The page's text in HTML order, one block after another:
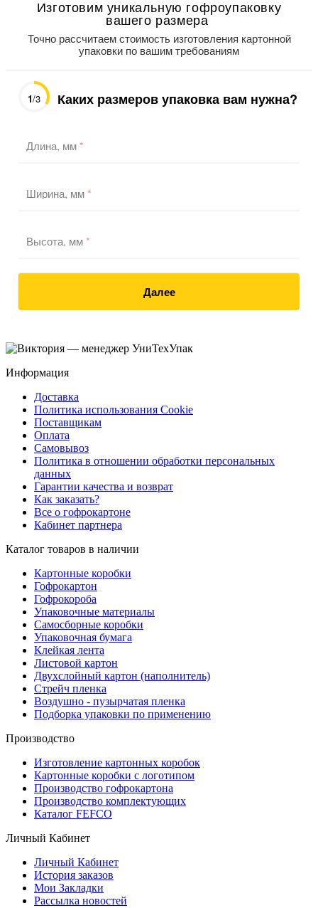
Изготовим уникальную гофроупаковку
вашего размера
Точно рассчитаем стоимость изготовления картонной
упаковки по вашим требованиям
1/3 Каких размеров упаковка вам нужна?
Длина, мм*
Ширина, мм*
Высота, мм*
Далее
Информация
Доставка
Политика использования Cookie
Поставщикам
Оплата
Самовывоз
Политика в отношении обработки персональных
данных
Гарантии качества и возврат
Как заказать?
Все о гофрокартоне
Кабинет партнера
Каталог товаров в наличии
Картонные коробки
Гофрокартон
Гофрокороба
Упаковочные материалы
Самосборные коробки
Упаковочная бумага
Клейкая лента
Листовой картон
Двухслойный картон (наполнитель)
Стрейч пленка
Воздушно - пузырчатая пленка
Подборка упаковки по применению
Производство
Изготовление картонных коробок
Картонные коробки с логотипом
Производство гофрокартона
Производство комплектующих
Каталог FEFCO
Личный Кабинет
Личный Кабинет
История заказов
Мои Закладки
Рассылка новостей